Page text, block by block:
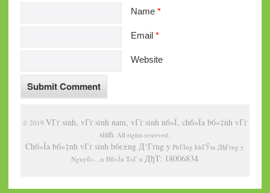
Name *
Email *
Website
© 2019 VГґ sinh, vГґ sinh nam, vГґ sinh nб»Ї, chб»Їa bб»‡nh vГґ
sinh. All rights reserved.
Chб»Їa bб»‡nh vГґ sinh bбє±ng Д‘Гґng y PhГІng khГЎm ДђГґng y
Nguyб»…n Hб»Їu ToГ nДђT: 18006834